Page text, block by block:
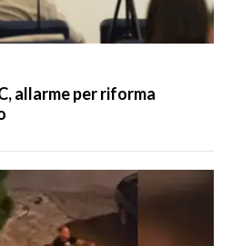
allarme per riforma